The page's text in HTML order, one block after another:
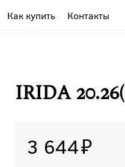
Как купить Контакты
IRIDA
3 644